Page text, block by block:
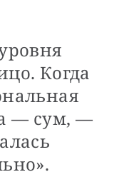
Когда
— сум, —